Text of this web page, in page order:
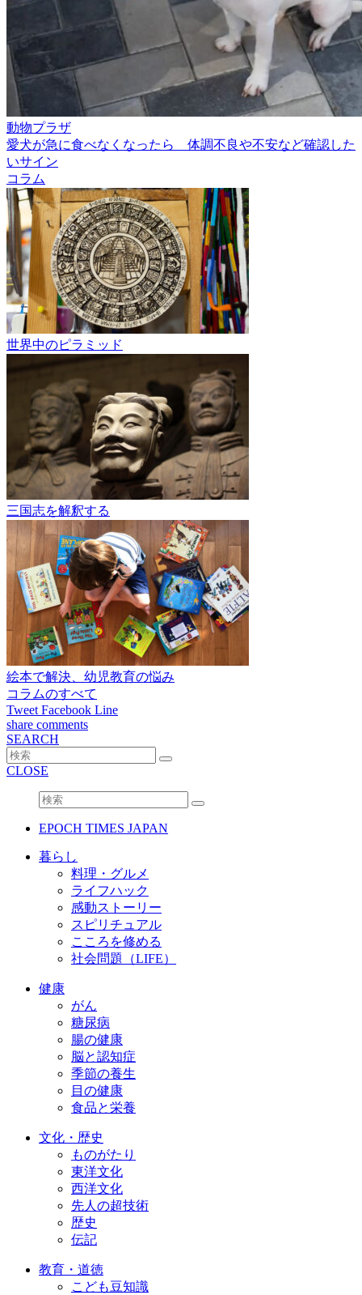
動物プラザ
愛犬が急に食べなくなったら 体調不良や不安など確認した
いサイン
コラム
世界中のピラミッド
三国志を解釈する
絵本で解決、幼児教育の悩み
コラムのすべて
Tweet Facebook Line
share comments
SEARCH
CLOSE
EPOCH TIMES JAPAN
暮らし
料理・グルメ
ライフハック
感動ストーリー
スピリチュアル
こころを修める
社会問題（LIFE）
健康
がん
糖尿病
腸の健康
脳と認知症
季節の養生
目の健康
食品と栄養
文化・歴史
ものがたり
東洋文化
西洋文化
先人の超技術
歴史
伝記
教育・道徳
こども豆知識